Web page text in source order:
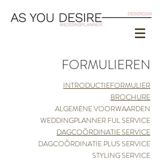
FORMULIEREN
INTRODUCTIEFORMULIER
BROCHURE
ALGEMENE VOORWAARDEN
WEDDINGPLANNER FUL SERVICE
DAGCOÖRDINATIE SERVICE
DAGCOÖRDINATIE PLUS SERVICE
STYLING SERVICE